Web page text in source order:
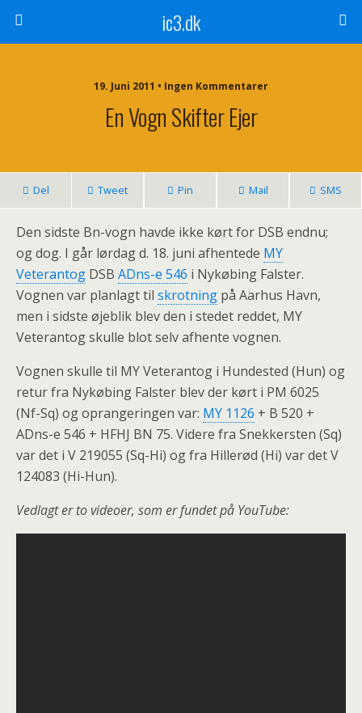
ic3.dk
19. Juni 2011 • Ingen Kommentarer
En Vogn Skifter Ejer
Del Tweet Pin Mail SMS
Den sidste Bn-vogn havde ikke kørt for DSB endnu;
og dog. I går lørdag d. 18. juni afhentede MY
Veterantog DSB ADns-e 546 i Nykøbing Falster.
Vognen var planlagt til skrotning på Aarhus Havn,
men i sidste øjeblik blev den i stedet reddet, MY
Veterantog skulle blot selv afhente vognen.
Vognen skulle til MY Veterantog i Hundested (Hun) og
retur fra Nykøbing Falster blev der kørt i PM 6025
(Nf-Sq) og oprangeringen var: MY 1126 + B 520 +
ADns-e 546 + HFHJ BN 75. Videre fra Snekkersten (Sq)
var det i V 219055 (Sq-Hi) og fra Hillerød (Hi) var det V
124083 (Hi-Hun).
Vedlagt er to videoer, som er fundet på YouTube: